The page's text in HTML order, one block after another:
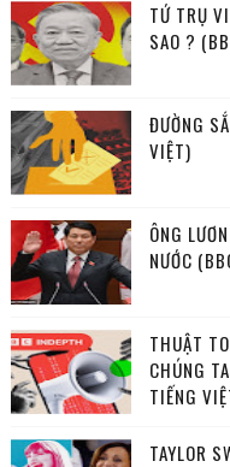
TỨ TRỤ
SAO ?
ĐƯỜNG
VIỆT)
ÔNG
NƯỚC
THUẬT
CHÚNG
TIẾNG
TAYLOR